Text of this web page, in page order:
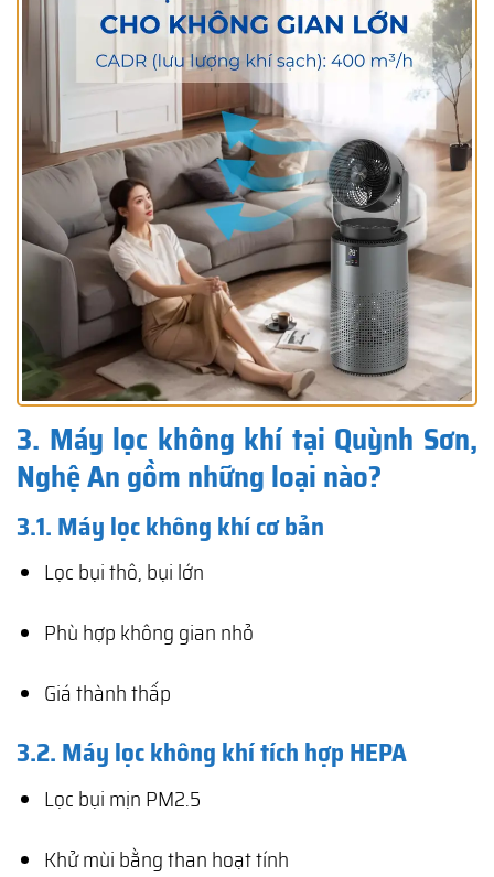
3. Máy lọc không khí tại Quỳnh Sơn,
Nghệ An gồm những loại nào?
3.1. Máy lọc không khí cơ bản
Lọc bụi thô, bụi lớn
Phù hợp không gian nhỏ
Giá thành thấp
3.2. Máy lọc không khí tích hợp HEPA
Lọc bụi mịn PM2.5
Khử mùi bằng than hoạt tính